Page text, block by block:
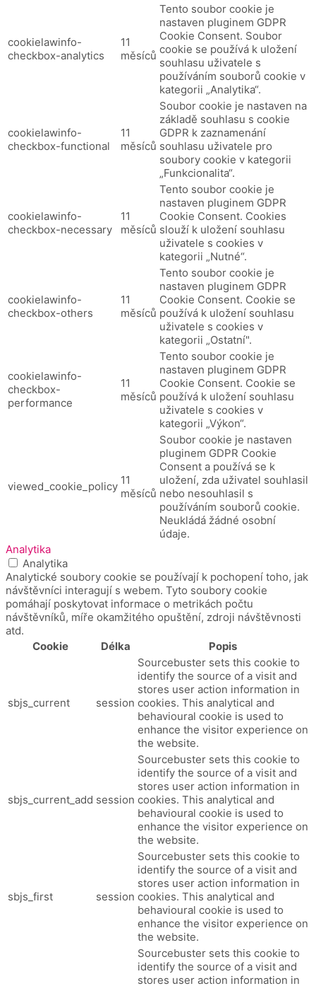
cookielawinfo-
checkbox-analytics
11
měsíců
Tento soubor cookie je
nastaven pluginem GDPR
Cookie Consent. Soubor
cookie se používá k uložení
souhlasu uživatele s
používáním souborů cookie v
kategorii „Analytika“.
cookielawinfo-
checkbox-functional
11
měsíců
Soubor cookie je nastaven na
základě souhlasu s cookie
GDPR k zaznamenání
souhlasu uživatele pro
soubory cookie v kategorii
„Funkcionalita“.
cookielawinfo-
checkbox-necessary
11
měsíců
Tento soubor cookie je
nastaven pluginem GDPR
Cookie Consent. Cookies
slouží k uložení souhlasu
uživatele s cookies v
kategorii „Nutné“.
cookielawinfo-
checkbox-others
11
měsíců
Tento soubor cookie je
nastaven pluginem GDPR
Cookie Consent. Cookie se
používá k uložení souhlasu
uživatele s cookies v
kategorii „Ostatní".
cookielawinfo-
checkbox-
performance
11
měsíců
Tento soubor cookie je
nastaven pluginem GDPR
Cookie Consent. Cookie se
používá k uložení souhlasu
uživatele s cookies v
kategorii „Výkon“.
viewed_cookie_policy 11
měsíců
Soubor cookie je nastaven
pluginem GDPR Cookie
Consent a používá se k
uložení, zda uživatel souhlasil
nebo nesouhlasil s
používáním souborů cookie.
Neukládá žádné osobní
údaje.
Analytika
Analytika
Analytické soubory cookie se používají k pochopení toho, jak
návštěvníci interagují s webem. Tyto soubory cookie
pomáhají poskytovat informace o metrikách počtu
návštěvníků, míře okamžitého opuštění, zdroji návštěvnosti
atd.
Cookie
Délka Popis
sbjs_current session
Sourcebuster sets this cookie to
identify the source of a visit and
stores user action information in
cookies. This analytical and
behavioural cookie is used to
enhance the visitor experience on
the website.
sbjs_current_add session
Sourcebuster sets this cookie to
identify the source of a visit and
stores user action information in
cookies. This analytical and
behavioural cookie is used to
enhance the visitor experience on
the website.
sbjs_first session
Sourcebuster sets this cookie to
identify the source of a visit and
stores user action information in
cookies. This analytical and
behavioural cookie is used to
enhance the visitor experience on
the website.
Sourcebuster sets this cookie to
identify the source of a visit and
stores user action information in